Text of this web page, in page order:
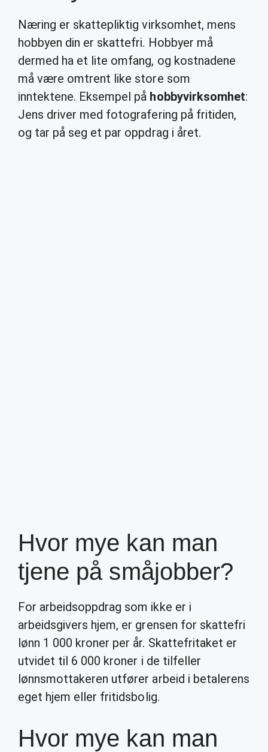
Næring er skattepliktig virksomhet, mens
hobbyen din er skattefri. Hobbyer må
dermed ha et lite omfang, og kostnadene
må være omtrent like store som
inntektene. Eksempel på hobbyvirksomhet:
Jens driver med fotografering på fritiden,
og tar på seg et par oppdrag i året.
Hvor mye kan man
tjene på småjobber?
For arbeidsoppdrag som ikke er i
arbeidsgivers hjem, er grensen for skattefri
lønn 1 000 kroner per år. Skattefritaket er
utvidet til 6 000 kroner i de tilfeller
lønnsmottakeren utfører arbeid i betalerens
eget hjem eller fritidsbolig.
Hvor mye kan man